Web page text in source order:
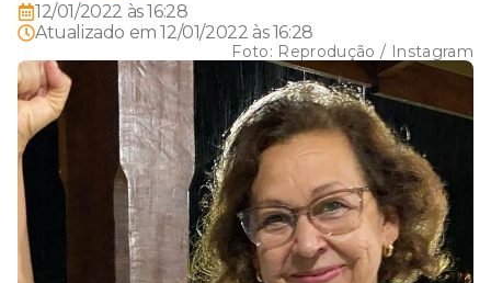
12/01/2022 às 16:28
Atualizado em12/01/2022 às 16:28
Foto: Reprodução / Instagram